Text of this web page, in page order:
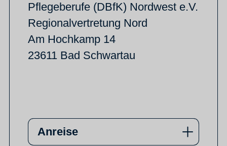
Pflegeberufe (DBfK) Nordwest e.V.
Regionalvertretung Nord
Am Hochkamp 14
23611 Bad Schwartau
Anreise